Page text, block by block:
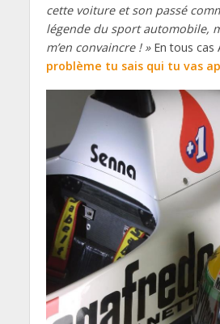
cette voiture et son passé
légende du sport automobile,
m’en convaincre ! »En tous cas
problème tu sais qui tu vas